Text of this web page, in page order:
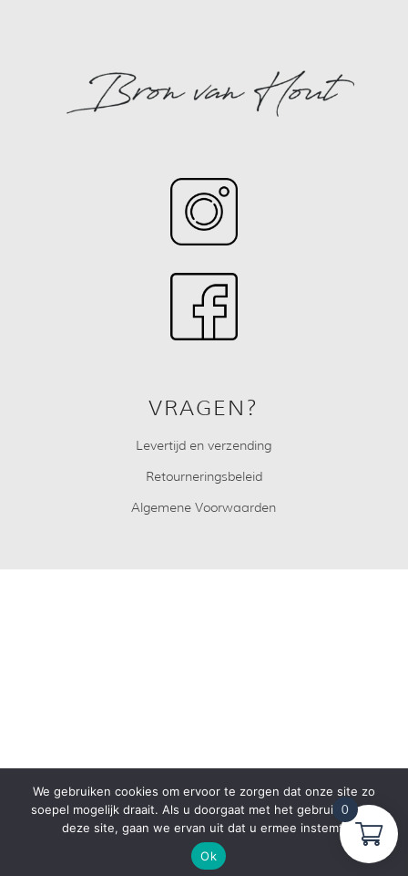
VRAGEN?
Levertijd en verzending
Retourneringsbeleid
Algemene Voorwaarden
0
We gebruiken cookies om ervoor te zorgen dat onze site zo
soepel mogelijk draait. Als u doorgaat met het gebruiken van
deze site, gaan we ervan uit dat u ermee instemt.
Ok